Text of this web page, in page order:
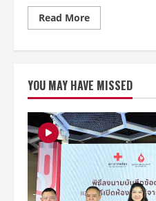
Read MoreRead
more
หรรษา
ใกล้
กรุง”
ผจญ
ภัย
เส้น
ทาง
สาย
ธรรมชาติ
นครนายก
ปราจีนบุรี
สระแก้ว
YOU MAY HAVE MISSED